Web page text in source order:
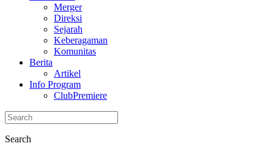
Merger
Direksi
Sejarah
Keberagaman
Komunitas
Berita
Artikel
Info Program
ClubPremiere
Search